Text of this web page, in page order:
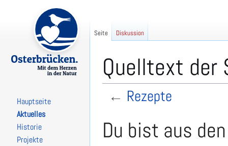
Quelltext der
← Rezepte
Navigation
Suche
Du bist aus
Seite Diskussion
Hauptseite
Aktuelles
Historie
Projekte